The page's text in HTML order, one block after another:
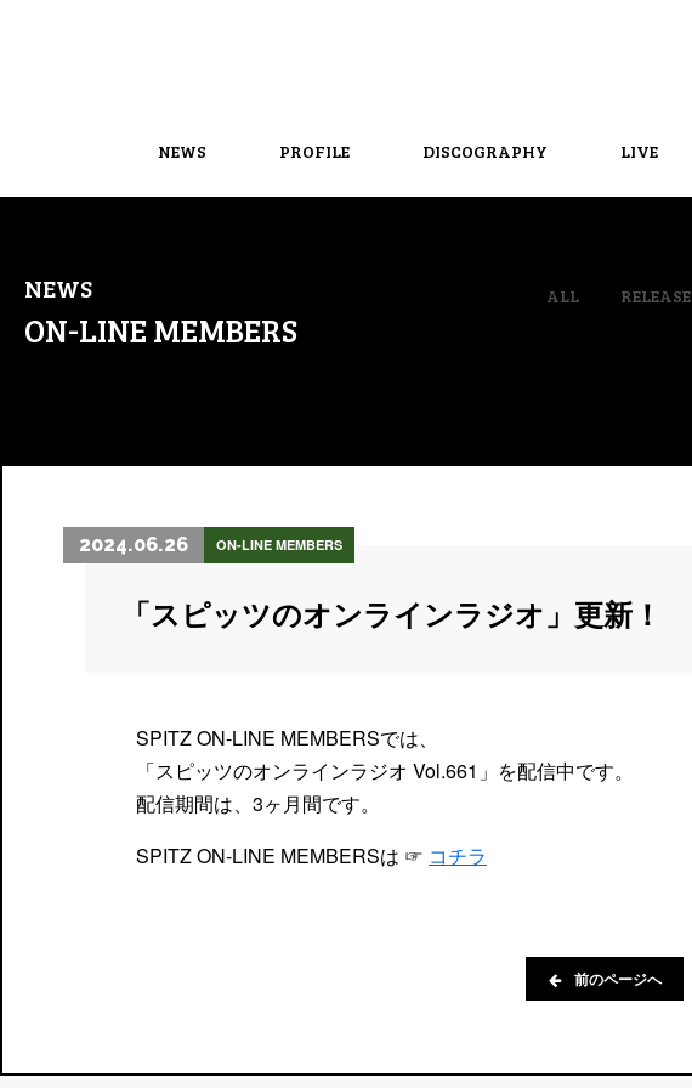
NEWS PROFILE DISCOGRAPHY LIVE
NEWS
ON-LINE MEMBERS
ALL RELEASE
2024.06.26 ON-LINE MEMBERS
「スピッツのオンラインラジオ」更新！
SPITZ ON-LINE MEMBERSでは、
「スピッツのオンラインラジオ Vol.661」を配信中です。
配信期間は、3ヶ月間です。
SPITZ ON-LINE MEMBERSは ☞ コチラ
前のページへ